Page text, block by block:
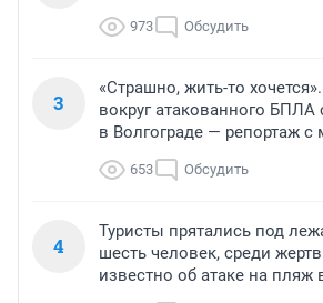
973 Обсудить
3
«Страшно, жить-то
вокруг атакованного БПЛА
в Волгограде — репортаж с
653 Обсудить
4
Туристы прятались под
шесть человек, среди
известно об атаке на пляж